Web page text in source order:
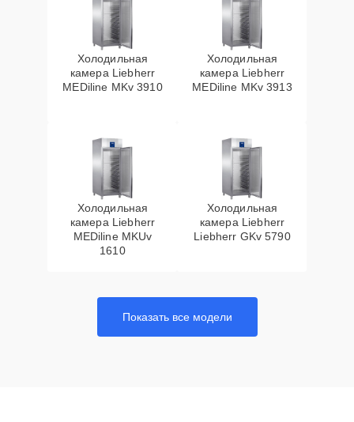
Холодильная
камера Liebherr
MEDiline MKv 3910
Холодильная
камера Liebherr
MEDiline MKv 3913
Холодильная
камера Liebherr
MEDiline MKUv
1610
Холодильная
камера Liebherr
Liebherr GKv 5790
Показать все модели